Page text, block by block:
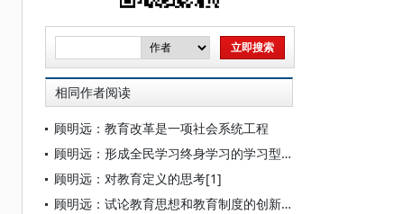
相同作者阅读
顾明远：教育改革是一项社会系统工程
顾明远：形成全民学习终身学习的学习型社会
顾明远：对教育定义的思考[1]
顾明远：试论教育思想和教育制度的创新[1]